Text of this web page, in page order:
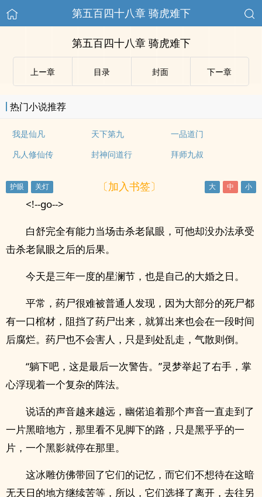
第五百四十八章 骑虎难下
第五百四十八章 骑虎难下
上ー章 目录 封面 下ー章
热门小说推荐
我是仙凡 天下第九
一品道门
凡人修仙传
封神问道行 拜师九叔
〔加入书签〕
<!--go-->
白舒完全有能力当场击杀老鼠眼，可他却没办法承受
击杀老鼠眼之后的后果。
今天是三年一度的星澜节，也是自己的大婚之日。
平常，药尸很难被普通人发现，因为大部分的死尸都
有一口棺材，阻挡了药尸出来，就算出来也会在一段时间
后腐烂。药尸也不会害人，只是到处乱走，气散则倒。
“躺下吧，这是最后一次警告。”灵梦举起了右手，掌
心浮现着一个复杂的阵法。
说话的声音越来越远，幽偌追着那个声音一直走到了
一片黑暗地方，那里看不见脚下的路，只是黑乎乎的一
片，一个黑影就停在那里。
这冰雕仿佛带回了它们的记忆，而它们不想待在这暗
无天日的地方继续苦等，所以，它们选择了离开，去往另